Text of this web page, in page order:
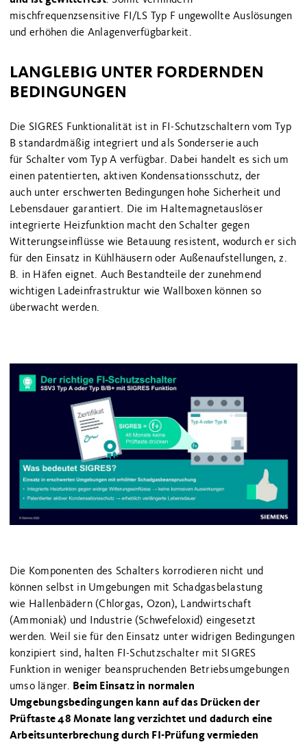
mischfrequenzsensitive FI/LS Typ F ungewollte Auslösungen
und erhöhen die Anlagenverfügbarkeit.
LANGLEBIG UNTER FORDERNDEN
BEDINGUNGEN
Die SIGRES Funktionalität ist in FI-Schutzschaltern vom Typ
B standardmäßig integriert und als Sonderserie auch
für Schalter vom Typ A verfügbar. Dabei handelt es sich um
einen patentierten, aktiven Kondensationsschutz, der
auch unter erschwerten Bedingungen hohe Sicherheit und
Lebensdauer garantiert. Die im Haltemagnetauslöser
integrierte Heizfunktion macht den Schalter gegen
Witterungseinflüsse wie Betauung resistent, wodurch er sich
für den Einsatz in Kühlhäusern oder Außenaufstellungen, z.
B. in Häfen eignet. Auch Bestandteile der zunehmend
wichtigen Ladeinfrastruktur wie Wallboxen können so
überwacht werden.
Die Komponenten des Schalters korrodieren nicht und
können selbst in Umgebungen mit Schadgasbelastung
wie Hallenbädern (Chlorgas, Ozon), Landwirtschaft
(Ammoniak) und Industrie (Schwefeloxid) eingesetzt
werden. Weil sie für den Einsatz unter widrigen Bedingungen
konzipiert sind, halten FI-Schutzschalter mit SIGRES
Funktion in weniger beanspruchenden Betriebsumgebungen
umso länger. Beim Einsatz in normalen
Umgebungsbedingungen kann auf das Drücken der
Prüftaste 48 Monate lang verzichtet und dadurch eine
Arbeitsunterbrechung durch FI-Prüfung vermieden